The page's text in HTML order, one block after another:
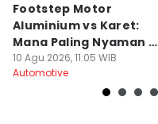
Footstep Motor
Aluminium vs Karet:
Mana Paling Nyaman di
Kaki?
10 Agu 2026, 11:05 WIB
Automotive